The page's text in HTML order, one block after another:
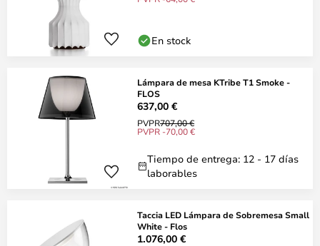
En stock
Lámpara de mesa KTribe T1 Smoke -
FLOS
637,00 €
PVPR707,00 €
PVPR -70,00 €
Tiempo de entrega: 12 - 17 días
laborables
Taccia LED Lámpara de Sobremesa Small
White - Flos
1.076,00 €